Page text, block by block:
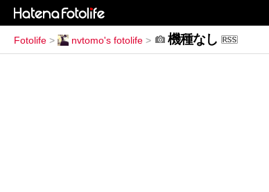
Fotolife > nvtomo's fotolife > 機種なし